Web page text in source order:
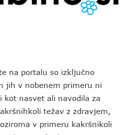
na portalu so izključno
jih v nobenem primeru ni
kot nasvet ali navodila za
težav z zdravjem,
v primeru kakršnikoli